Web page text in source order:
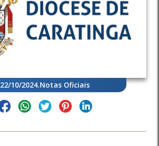
22/10/2024.Notas Oficiais